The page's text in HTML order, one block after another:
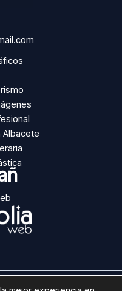
Albacete